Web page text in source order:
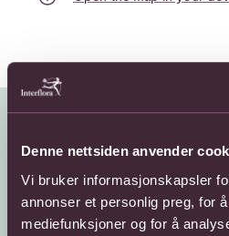
Denne nettsiden anvender
Vi bruker informasjonskapsler
annonser et personlig preg, for
mediefunksjoner og for å